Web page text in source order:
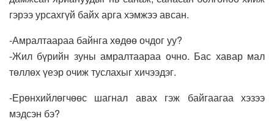
гэрээ урсахгүй байх арга хэмжээ авсан.
-Амралтаараа байнга хөдөө очдог уу?
-Жил бүрийн зуны амралтаараа очно. Бас хавар мал
төллөх үеэр очиж туслахыг хичээдэг.
-Ерөнхийлөгчөөс шагнал авах гэж байгаагаа хэзээ
мэдсэн бэ?